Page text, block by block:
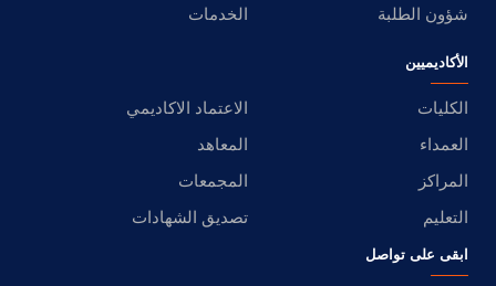
شؤون الطلبة
الخدمات
الأكاديميين
الكليات
الاعتماد الاكاديمي
العمداء
المعاهد
المراكز
المجمعات
التعليم
تصديق الشهادات
ابقى على تواصل